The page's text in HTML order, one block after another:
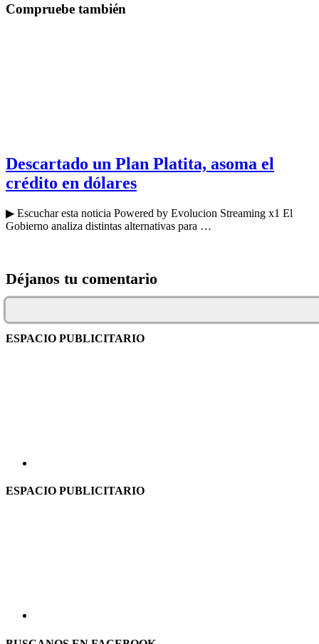
Compruebe también
Descartado un Plan Platita, asoma el
crédito en dólares
▶ Escuchar esta noticia Powered by Evolucion Streaming x1 El
Gobierno analiza distintas alternativas para …
Déjanos tu comentario
ESPACIO PUBLICITARIO
ESPACIO PUBLICITARIO